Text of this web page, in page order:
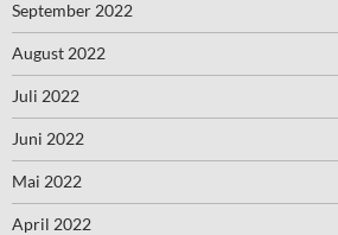
September 2022
August 2022
Juli 2022
Juni 2022
Mai 2022
April 2022